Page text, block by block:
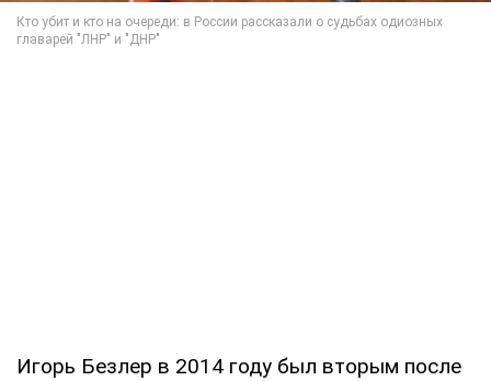
Игорь Безлер в 2014 году был вторым после